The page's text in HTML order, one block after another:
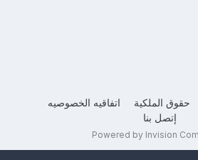
حقوق الملكية
اتفاقيه الخصوصيه
إتصل بنا
Powered by Invision